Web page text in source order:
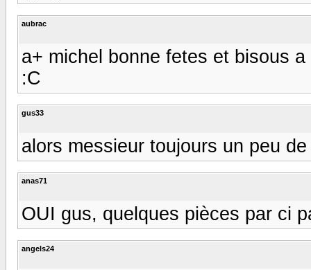
aubrac
a+ michel bonne fetes et bisous
:C
gus33
alors messieur toujours un peu
anas71
OUI gus, quelques pièces par ci
angels24